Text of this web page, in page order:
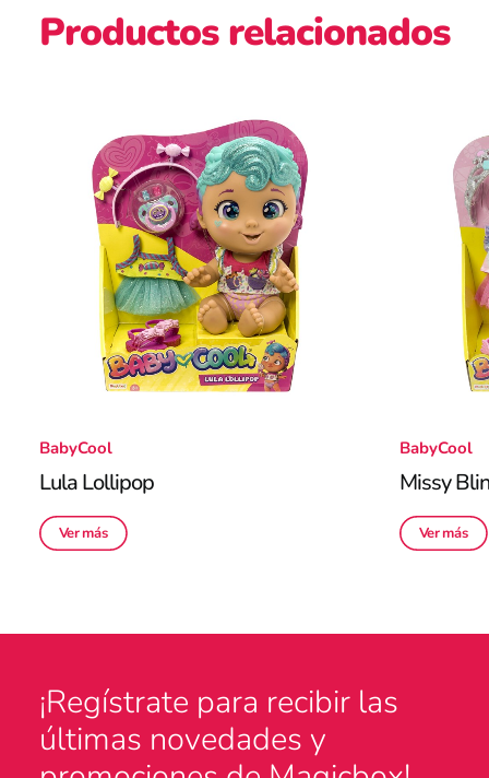
Productos relacionados
BabyCool
Lula Lollipop
Ver más
BabyCool
Missy
Ver más
¡Regístrate para recibir las
últimas novedades y